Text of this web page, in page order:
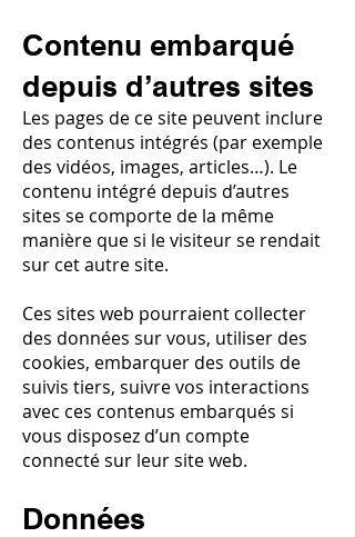
Contenu embarqué
depuis d’autres sites
Les pages de ce site peuvent inclure
des contenus intégrés (par exemple
des vidéos, images, articles…). Le
contenu intégré depuis d’autres
sites se comporte de la même
manière que si le visiteur se rendait
sur cet autre site.
Ces sites web pourraient collecter
des données sur vous, utiliser des
cookies, embarquer des outils de
suivis tiers, suivre vos interactions
avec ces contenus embarqués si
vous disposez d’un compte
connecté sur leur site web.
Données